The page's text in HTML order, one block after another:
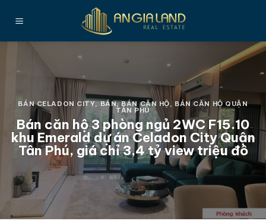
qua
BÁN CELADON CITY,BÁN,BÁN CĂN HỘ, BÁN CĂN HỘ QUẬN
TÂN PHÚ
Bán căn hộ 3 phòng ngủ 2WC F15.10
khu Emerald dự án Celadon City Quận
Tân Phú, giá chỉ 3,4 tỷ view triệu đô